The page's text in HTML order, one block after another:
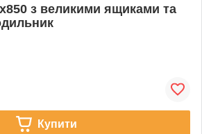
з великими ящиками та
Купити